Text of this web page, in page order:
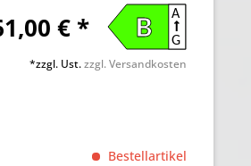
€ * A
G
B
*zzgl. Ust.zzgl. Versandkosten
Bestellartikel